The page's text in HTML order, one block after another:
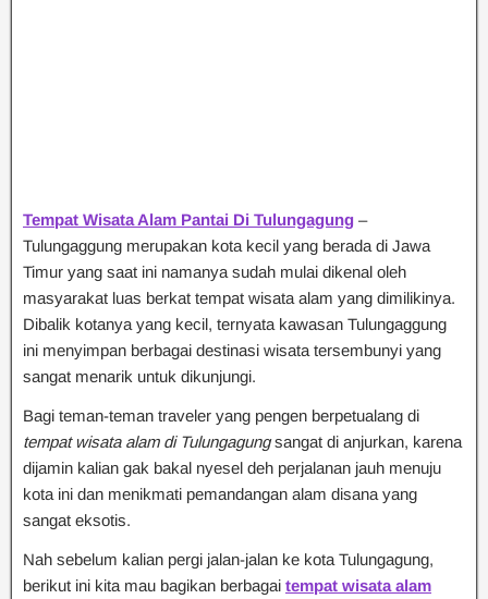
Tempat Wisata Alam Pantai Di Tulungagung –
Tulungaggung merupakan kota kecil yang berada di Jawa
Timur yang saat ini namanya sudah mulai dikenal oleh
masyarakat luas berkat tempat wisata alam yang dimilikinya.
Dibalik kotanya yang kecil, ternyata kawasan Tulungaggung
ini menyimpan berbagai destinasi wisata tersembunyi yang
sangat menarik untuk dikunjungi.
Bagi teman-teman traveler yang pengen berpetualang di
tempat wisata alam di Tulungagungsangat di anjurkan, karena
dijamin kalian gak bakal nyesel deh perjalanan jauh menuju
kota ini dan menikmati pemandangan alam disana yang
sangat eksotis.
Nah sebelum kalian pergi jalan-jalan ke kota Tulungagung,
berikut ini kita mau bagikan berbagai tempat wisata alam